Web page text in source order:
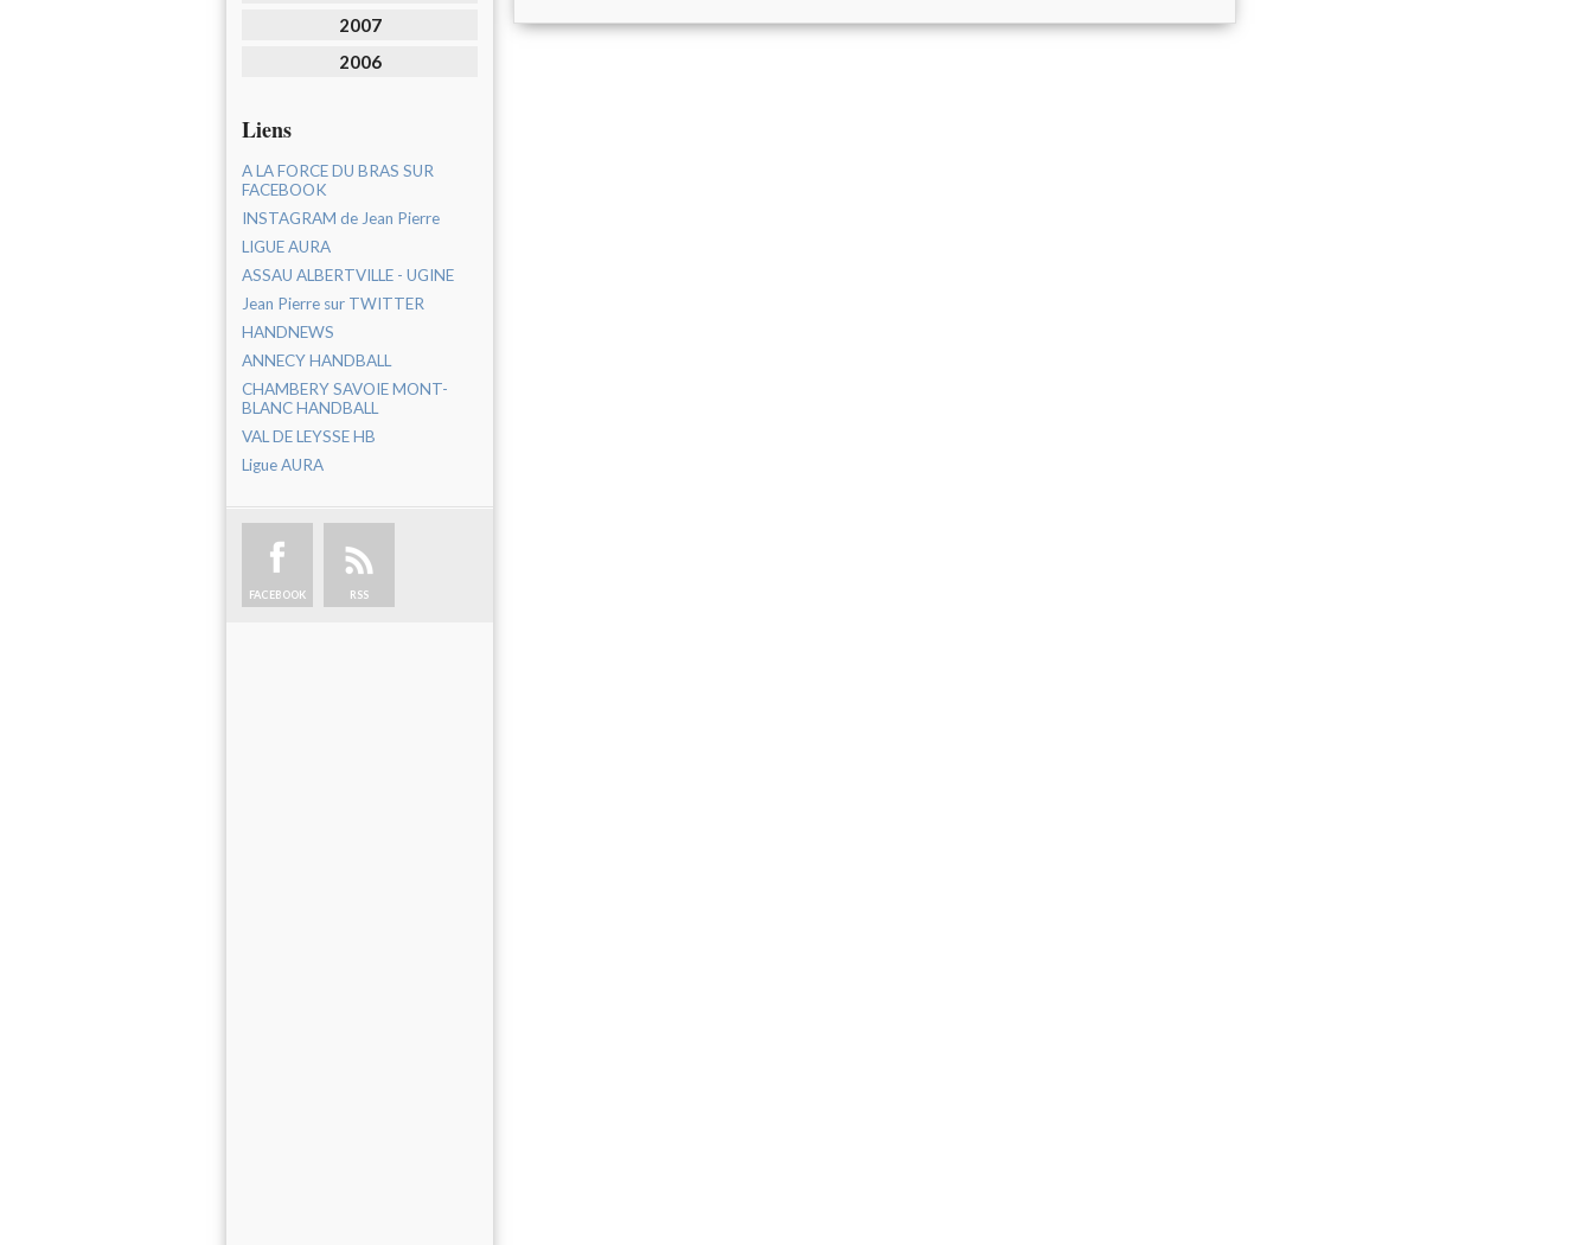
2007
2006
Liens
A LA FORCE DU BRAS SUR
FACEBOOK
INSTAGRAM de Jean Pierre
LIGUE AURA
ASSAU ALBERTVILLE - UGINE
Jean Pierre sur TWITTER
HANDNEWS
ANNECY HANDBALL
CHAMBERY SAVOIE MONT-
BLANC HANDBALL
VAL DE LEYSSE HB
Ligue AURA
FACEBOOK RSS